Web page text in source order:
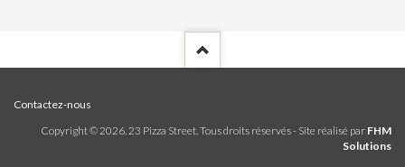
Contactez-nous
Copyright ©2026. 23 Pizza Street. Tous droits réservés - Site réalisé par FHM
Solutions